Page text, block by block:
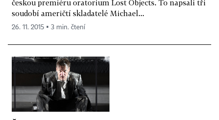
českou premiéru oratorium Lost Objects. To napsali tři
soudobí američtí skladatelé Michael...
26. 11. 2015 ▪ 3 min. čtení